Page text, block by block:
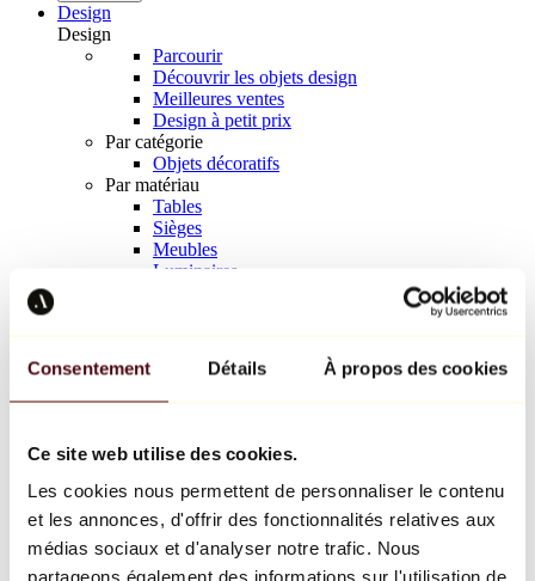
Consentement Détails À propos des cookies
Ce site web utilise des cookies.
Les cookies nous permettent de personnaliser le contenu
et les annonces, d'offrir des fonctionnalités relatives aux
médias sociaux et d'analyser notre trafic. Nous
partageons également des informations sur l'utilisation de
Design
Design
Parcourir
Découvrir les objets design
Meilleures ventes
Design à petit prix
Par catégorie
Objets décoratifs
Par matériau
Tables
Sièges
Meubles
Luminaires
Richard Orlinski
Keith Haring
Jeff Koons
Jean-Michel Basquiat
Tous les designers
Œuvre de la semaine